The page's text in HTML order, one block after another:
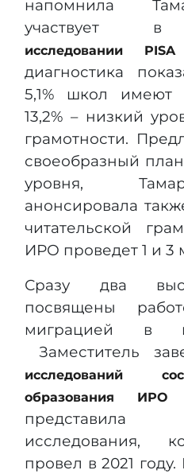
напомнила
участвует
исследовании
диагностика
5,1% школ имеют
13,2% – низкий
грамотности.
своеобразный
уровня,
анонсировала
читательской
ИРО проведет 1 и 3
Сразу два
посвящены
миграцией в
Заместитель
исследований
образования
исследования,
провел в 2021